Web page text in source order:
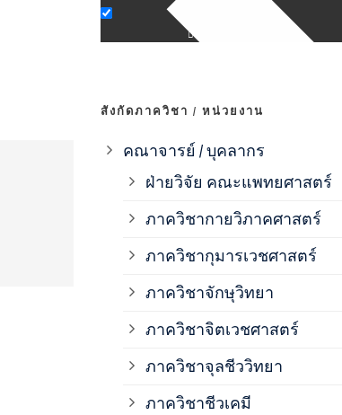
สังกัดภาควิชา / หน่วยงาน
คณาจารย์ / บุคลากร
ฝ่ายวิจัย คณะแพทยศาสตร์
ภาควิชากายวิภาคศาสตร์
ภาควิชากุมารเวชศาสตร์
ภาควิชาจักษุวิทยา
ภาควิชาจิตเวชศาสตร์
ภาควิชาจุลชีววิทยา
ภาควิชาชีวเคมี